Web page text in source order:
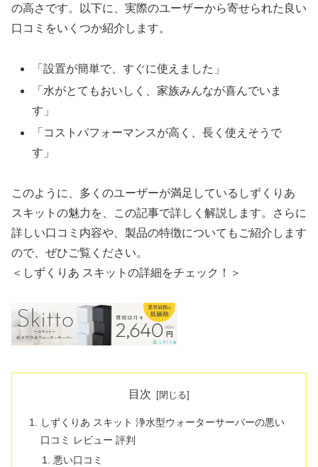
の高さです。以下に、実際のユーザーから寄せられた良い
口コミをいくつか紹介します。
「設置が簡単で、すぐに使えました」
「水がとてもおいしく、家族みんなが喜んでいま
す」
「コストパフォーマンスが高く、長く使えそうで
す」
このように、多くのユーザーが満足しているしずくりあ
スキットの魅力を、この記事で詳しく解説します。さらに
詳しい口コミ内容や、製品の特徴についてもご紹介します
ので、ぜひご覧ください。
＜しずくりあ スキットの詳細をチェック！＞
目次
しずくりあ スキット 浄水型ウォーターサーバーの悪い
口コミ レビュー 評判
悪い口コミ